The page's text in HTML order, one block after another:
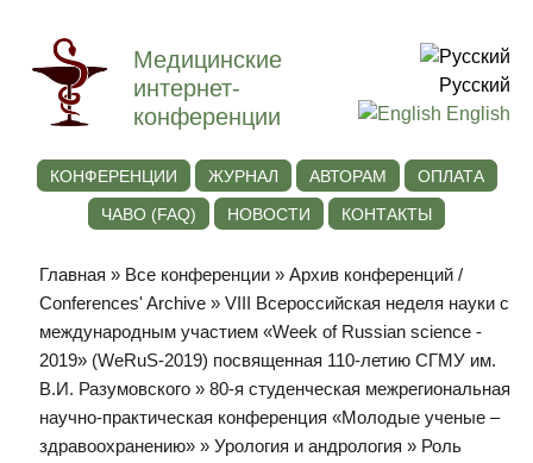
Медицинские
интернет-
конференции
Русский
English
КОНФЕРЕНЦИИ ЖУРНАЛ АВТОРАМ
ОПЛАТА
ЧАВО (FAQ)
НОВОСТИ КОНТАКТЫ
Главная » Все конференции »Архив конференций /
Conferences' Archive »VIII Всероссийская неделя науки с
международным участием «Week of Russian science -
2019» (WeRuS-2019) посвященная 110-летию СГМУ им.
В.И. Разумовского »80-я студенческая межрегиональная
научно-практическая конференция «Молодые ученые –
здравоохранению» »Урология и андрология » Роль